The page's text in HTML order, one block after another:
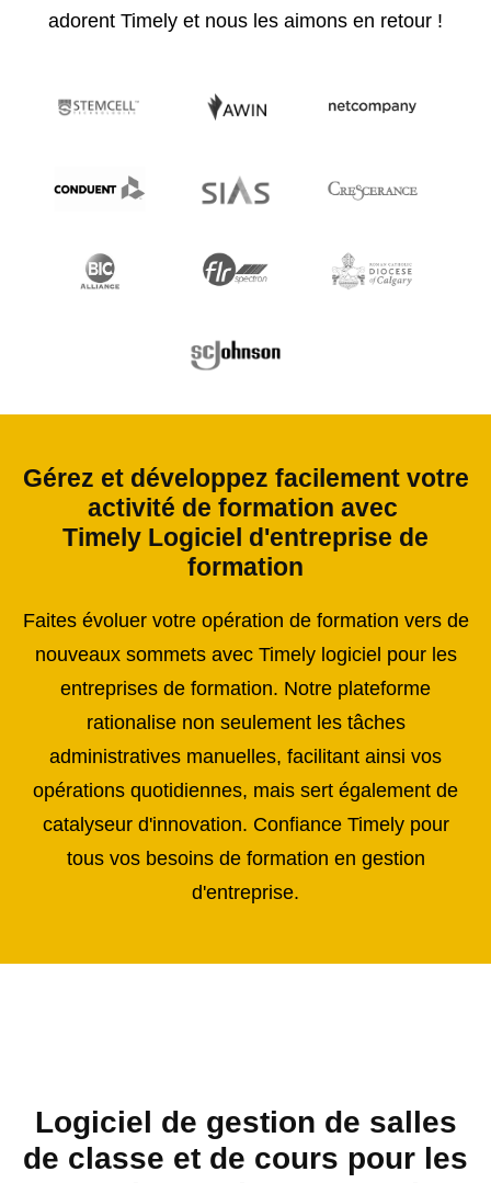
adorent Timely et nous les aimons en retour !
Gérez et développez facilement votre
activité de formation avec
Timely Logiciel d'entreprise de
formation
Faites évoluer votre opération de formation vers de
nouveaux sommets avec Timely logiciel pour les
entreprises de formation. Notre plateforme
rationalise non seulement les tâches
administratives manuelles, facilitant ainsi vos
opérations quotidiennes, mais sert également de
catalyseur d'innovation. Confiance Timely pour
tous vos besoins de formation en gestion
d'entreprise.
Logiciel de gestion de salles
de classe et de cours pour les